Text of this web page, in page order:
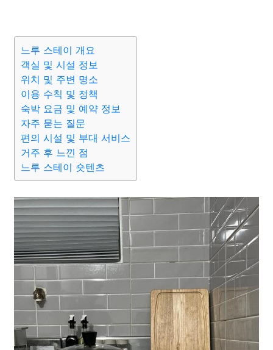
느루 스테이 개요
객실 및 시설 정보
위치 및 주변 명소
이용 수칙 및 정책
숙박 요금 및 예약 정보
자주 묻는 질문
편의 시설 및 부대 서비스
거주 후 느낀 점
느루 스테이 숏텐츠